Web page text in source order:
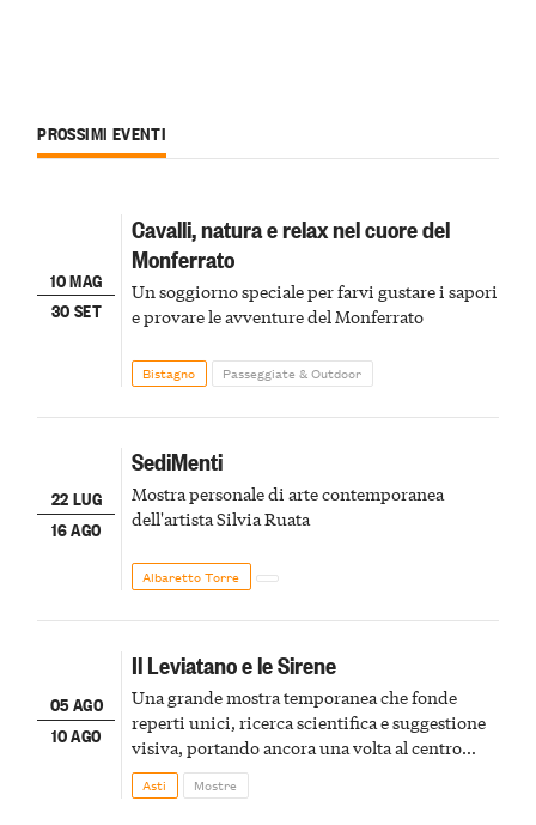
PROSSIMI EVENTI
10 MAG
30 SET
Cavalli, natura e relax nel cuore del
Monferrato
Un soggiorno speciale per farvi gustare i sapori
e provare le avventure del Monferrato
Bistagno Passeggiate & Outdoor
22 LUG
16 AGO
SediMenti
Mostra personale di arte contemporanea
dell'artista Silvia Ruata
Albaretto Torre
05 AGO
10 AGO
Il Leviatano e le Sirene
Una grande mostra temporanea che fonde
reperti unici, ricerca scientifica e suggestione
visiva, portando ancora una volta al centro
della scena le meraviglie del passato astigiano
Asti Mostre